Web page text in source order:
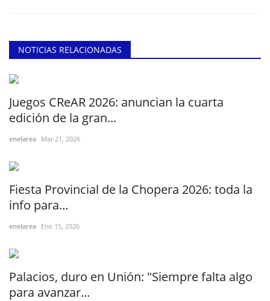
NOTICIAS RELACIONADAS
Juegos CReAR 2026: anuncian la cuarta
edición de la gran...
enelarea Mar 21, 2026
Fiesta Provincial de la Chopera 2026: toda la
info para...
enelarea Ene 15, 2026
Palacios, duro en Unión: "Siempre falta algo
para avanzar...